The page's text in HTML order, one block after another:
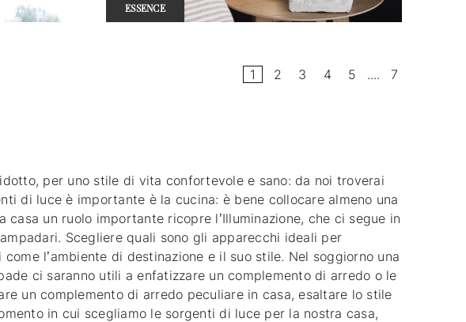
ESSENCE
1 2 3 4 5 .... 7
per uno stile di vita confortevole e sano: da noi troverai
di luce è importante è la cucina: è bene collocare almeno una
un ruolo importante ricopre l’Illuminazione, che ci segue in
Scegliere quali sono gli apparecchi ideali per
l’ambiente di destinazione e il suo stile. Nel soggiorno una
ci saranno utili a enfatizzare un complemento di arredo o le
un complemento di arredo peculiare in casa, esaltare lo stile
in cui scegliamo le sorgenti di luce per la nostra casa,